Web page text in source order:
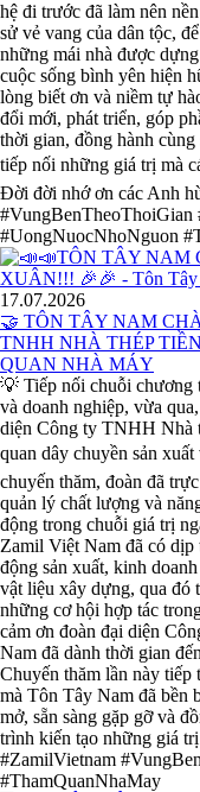
hệ đi trước đã làm nên
sử vẻ vang của dân tộc,
những mái nhà được
cuộc sống bình yên hiện
lòng biết ơn và niềm tự
đổi mới, phát triển, góp
thời gian, đồng hành
tiếp nối những giá trị mà
Đời đời nhớ ơn các Anh
#UongNuocNhoNguon
17.07.2026
🤝 TÔN TÂY NAM
TNHH NHÀ THÉP
QUAN NHÀ MÁY
💡 Tiếp nối chuỗi chương
và doanh nghiệp, vừa
diện Công ty TNHH Nhà
quan dây chuyền sản
chuyến thăm, đoàn đã
quản lý chất lượng và
động trong chuỗi giá trị
Zamil Việt Nam đã có
động sản xuất, kinh
vật liệu xây dựng, qua đó
những cơ hội hợp tác
cảm ơn đoàn đại diện
Nam đã dành thời gian
Chuyến thăm lần này
mà Tôn Tây Nam đã bền
mở, sẵn sàng gặp gỡ và
trình kiến tạo những giá
#ZamilVietnam
#ThamQuanNhaMay